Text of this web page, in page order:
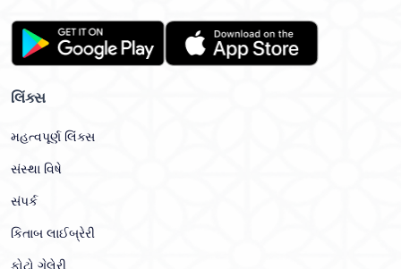
લિંક્સ
મહત્વપૂર્ણ લિંક્સ
સંસ્થા વિષે
સંપર્ક
કિતાબ લાઈબ્રેરી
ફોટો ગેલેરી